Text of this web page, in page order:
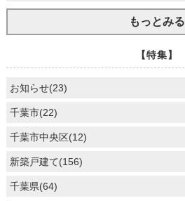
もっとみる
【特集】
お知らせ(23)
千葉市(22)
千葉市中央区(12)
新築戸建て(156)
千葉県(64)